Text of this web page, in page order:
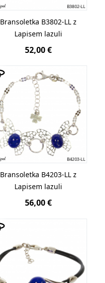
Bransoletka B3802-LL z
Lapisem lazuli
52,00 €
Bransoletka B4203-LL z
Lapisem lazuli
56,00 €